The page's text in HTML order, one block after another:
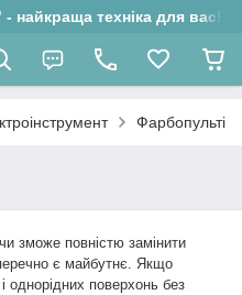
найкраща техніка для вас!
Фарбопульті
зможе повністю замінити
є майбутнє. Якщо
однорідних поверхонь без